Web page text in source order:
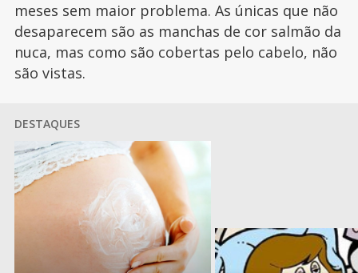
meses sem maior problema. As únicas que não
desaparecem são as manchas de cor salmão da
nuca, mas como são cobertas pelo cabelo, não
são vistas.
DESTAQUES